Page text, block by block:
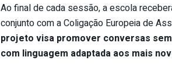
Ao final de cada sessão, a escola
conjunto com a Coligação Europeia de
projeto visa promover conversas
com linguagem adaptada aos mais